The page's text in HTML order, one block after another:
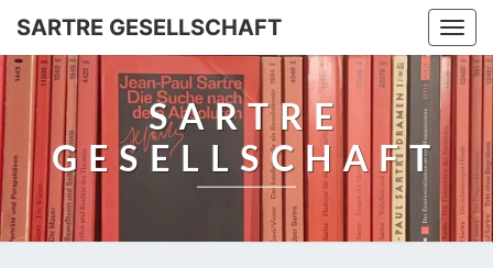
SARTRE GESELLSCHAFT
SARTRE
GESELLSCHAFT